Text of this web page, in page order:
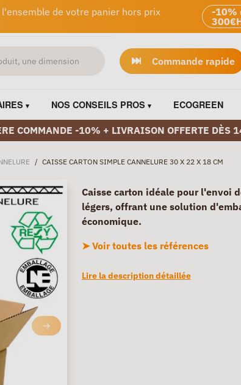
de votre panier hors prix
-10%
Commande rapide
NOS CONSEILS PROS ECOGREEN
COMMANDE -10% + LIVRAISON OFFERTE DÈS
/ CAISSE CARTON SIMPLE CANNELURE 30 X 22 X 18 CM
Caisse carton idéale pour l'envoi
légers, offrant une solution
économique.
➤ Voir toutes les références
Lire la description détaillée